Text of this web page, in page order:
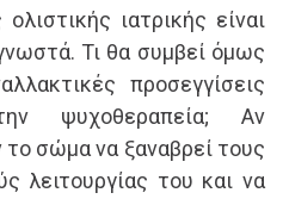
ιατρικής είναι
Τι θα συμβεί όμως
προσεγγίσεις
ψυχοθεραπεία; Αν
σώμα να ξαναβρεί τους
λειτουργίας του και να